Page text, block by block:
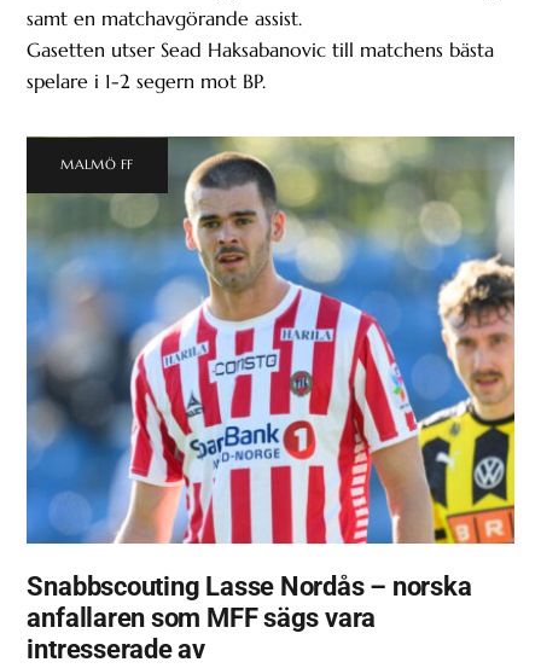
samt en matchavgörande assist.
Gasetten utser Sead Haksabanovic till matchens bästa
spelare i 1-2 segern mot BP.
MALMÖ FF
Snabbscouting Lasse Nordås – norska
anfallaren som MFF sägs vara
intresserade av